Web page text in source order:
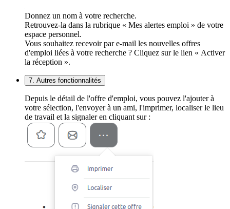
Donnez un nom à votre recherche.
Retrouvez-la dans la rubrique « Mes alertes emploi » de votre
espace personnel.
Vous souhaitez recevoir par e-mail les nouvelles offres
d'emploi liées à votre recherche ? Cliquez sur le lien « Activer
la réception ».
7. Autres fonctionnalités
Depuis le détail de l'offre d'emploi, vous pouvez l'ajouter à
votre sélection, l'envoyer à un ami, l'imprimer, localiser le lieu
de travail et la signaler en cliquant sur :